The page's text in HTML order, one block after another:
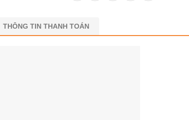
THÔNG TIN THANH TOÁN